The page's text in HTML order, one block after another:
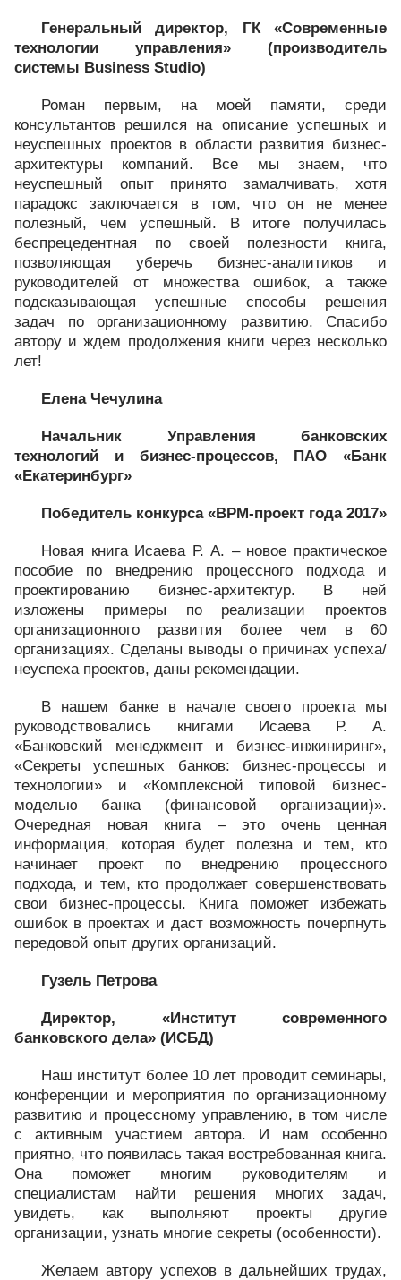
Генеральный директор, ГК «Современные
технологии управления» (производитель
системы Business Studio)
Роман первым, на моей памяти, среди
консультантов решился на описание успешных и
неуспешных проектов в области развития бизнес-
архитектуры компаний. Все мы знаем, что
неуспешный опыт принято замалчивать, хотя
парадокс заключается в том, что он не менее
полезный, чем успешный. В итоге получилась
беспрецедентная по своей полезности книга,
позволяющая уберечь бизнес-аналитиков и
руководителей от множества ошибок, а также
подсказывающая успешные способы решения
задач по организационному развитию. Спасибо
автору и ждем продолжения книги через несколько
лет!
Елена Чечулина
Начальник Управления банковских
технологий и бизнес-процессов, ПАО «Банк
«Екатеринбург»
Победитель конкурса «BPM-проект года 2017»
Новая книга Исаева Р. А. – новое практическое
пособие по внедрению процессного подхода и
проектированию бизнес-архитектур. В ней
изложены примеры по реализации проектов
организационного развития более чем в 60
организациях. Сделаны выводы о причинах успеха/
неуспеха проектов, даны рекомендации.
В нашем банке в начале своего проекта мы
руководствовались книгами Исаева Р. А.
«Банковский менеджмент и бизнес-инжиниринг»,
«Секреты успешных банков: бизнес-процессы и
технологии» и «Комплексной типовой бизнес-
моделью банка (финансовой организации)».
Очередная новая книга – это очень ценная
информация, которая будет полезна и тем, кто
начинает проект по внедрению процессного
подхода, и тем, кто продолжает совершенствовать
свои бизнес-процессы. Книга поможет избежать
ошибок в проектах и даст возможность почерпнуть
передовой опыт других организаций.
Гузель Петрова
Директор, «Институт современного
банковского дела» (ИСБД)
Наш институт более 10 лет проводит семинары,
конференции и мероприятия по организационному
развитию и процессному управлению, в том числе
с активным участием автора. И нам особенно
приятно, что появилась такая востребованная книга.
Она поможет многим руководителям и
специалистам найти решения многих задач,
увидеть, как выполняют проекты другие
организации, узнать многие секреты (особенности).
Желаем автору успехов в дальнейших трудах,